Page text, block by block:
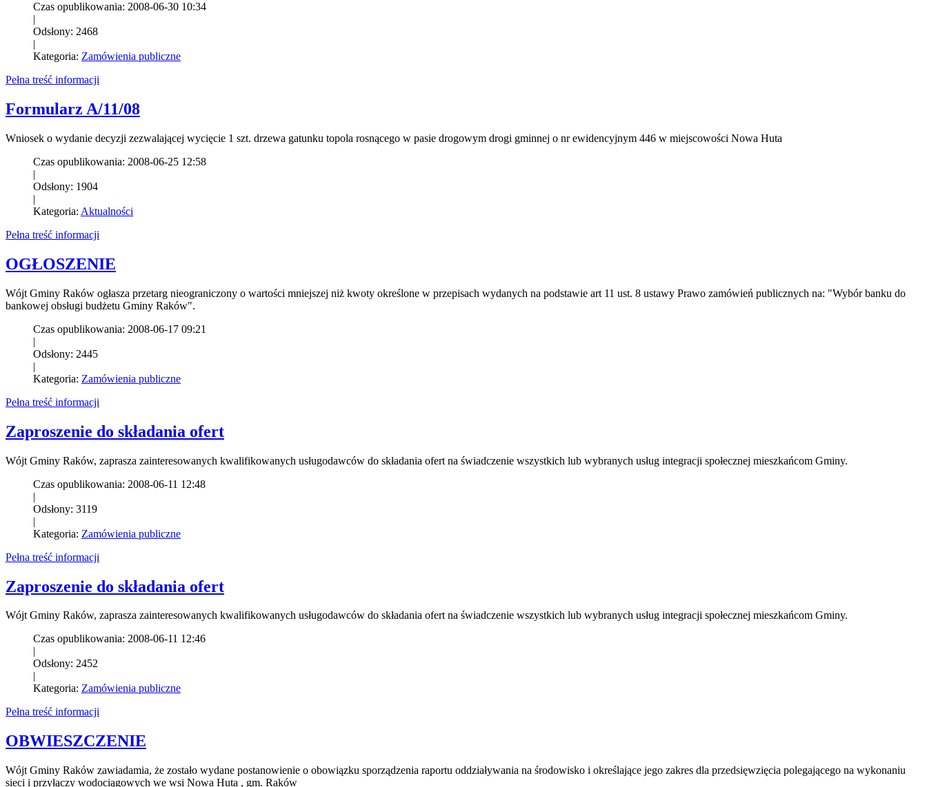
Czas opublikowania: 2008-06-30 10:34
|
Odsłony: 2468
|
Kategoria: Zamówienia publiczne
Pełna treść informacji
Formularz A/11/08
Wniosek o wydanie decyzji zezwalającej wycięcie 1 szt. drzewa gatunku topola rosnącego w pasie drogowym drogi gminnej o nr ewidencyjnym 446 w miejscowości Nowa Huta
Czas opublikowania: 2008-06-25 12:58
|
Odsłony: 1904
|
Kategoria: Aktualności
Pełna treść informacji
OGŁOSZENIE
Wójt Gminy Raków ogłasza przetarg nieograniczony o wartości mniejszej niż kwoty określone w przepisach wydanych na podstawie art 11 ust. 8 ustawy Prawo zamówień publicznych na: "Wybór banku do
bankowej obsługi budżetu Gminy Raków".
Czas opublikowania: 2008-06-17 09:21
|
Odsłony: 2445
|
Kategoria: Zamówienia publiczne
Pełna treść informacji
Zaproszenie do składania ofert
Wójt Gminy Raków, zaprasza zainteresowanych kwalifikowanych usługodawców do składania ofert na świadczenie wszystkich lub wybranych usług integracji społecznej mieszkańcom Gminy.
Czas opublikowania: 2008-06-11 12:48
|
Odsłony: 3119
|
Kategoria: Zamówienia publiczne
Pełna treść informacji
Zaproszenie do składania ofert
Wójt Gminy Raków, zaprasza zainteresowanych kwalifikowanych usługodawców do składania ofert na świadczenie wszystkich lub wybranych usług integracji społecznej mieszkańcom Gminy.
Czas opublikowania: 2008-06-11 12:46
Odsłony: 2452
Kategoria: Zamówienia publiczne
Pełna treść informacji
OBWIESZCZENIE
Wójt Gminy Raków zawiadamia, że zostało wydane postanowienie o obowiązku sporządzenia raportu oddziaływania na środowisko i określające jego zakres dla przedsięwzięcia polegającego na wykonaniu
sieci i przyłączy wodociągowych we wsi Nowa Huta , gm. Raków